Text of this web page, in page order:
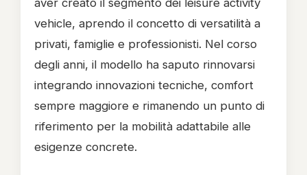
aver creato il segmento dei leisure activity
vehicle, aprendo il concetto di versatilità a
privati, famiglie e professionisti. Nel corso
degli anni, il modello ha saputo rinnovarsi
integrando innovazioni tecniche, comfort
sempre maggiore e rimanendo un punto di
riferimento per la mobilità adattabile alle
esigenze concrete.